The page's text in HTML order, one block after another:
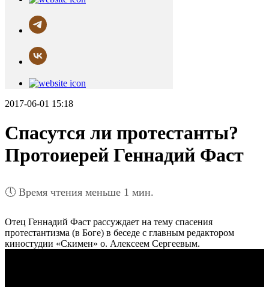
2017-06-01 15:18
Спасутся ли протестанты?
Протоиерей Геннадий Фаст
🕔 Время чтения меньше 1 мин.
Отец Геннадий Фаст рассуждает на тему спасения
протестантизма (в Боге) в беседе с главным редактором
киностудии «Скимен» о. Алексеем Сергеевым.